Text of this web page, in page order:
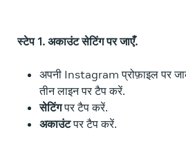
स्टेप 1. अकाउंट सेटिंग पर जाएँ.
अपनी Instagram प्रोफ़ाइल पर
तीन लाइन पर टैप करें.
सेटिंगपर टैप करें.
अकाउंटपर टैप करें.